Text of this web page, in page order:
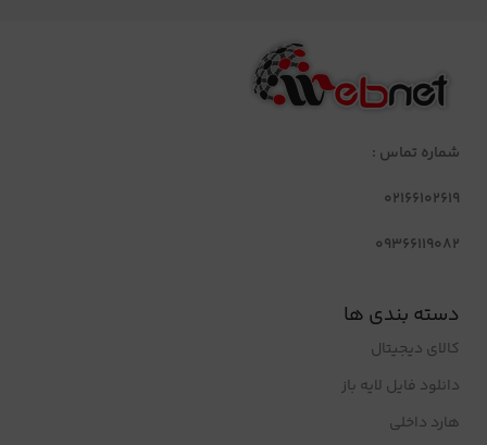
شماره تماس :
02166102619
09366119082
دسته بندی ها
کالای دیجیتال
دانلود فایل لایه باز
هارد داخلی